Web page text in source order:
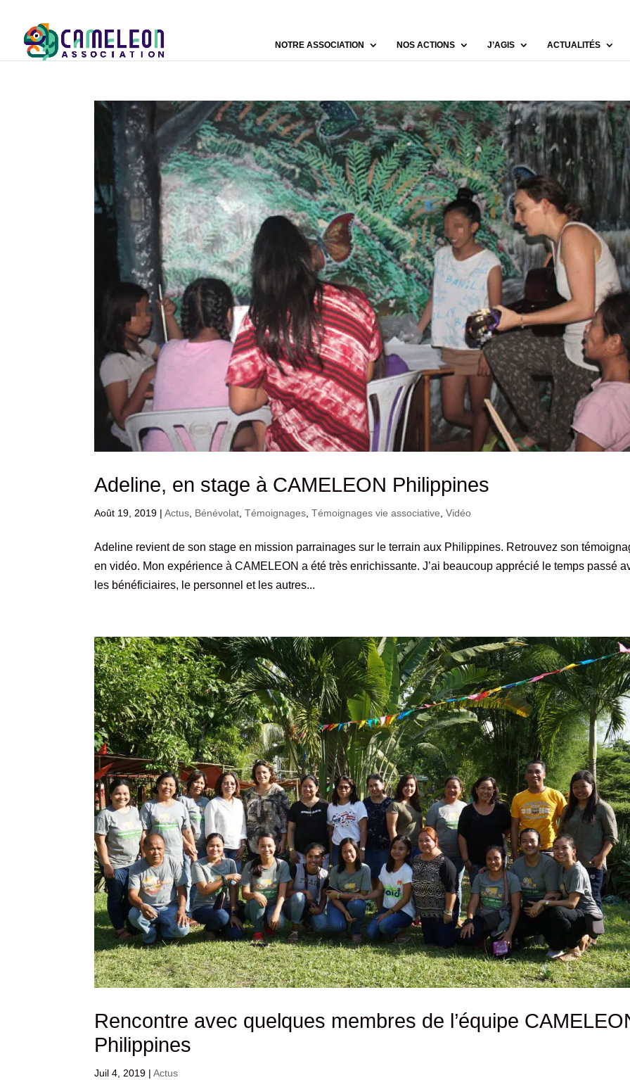
NOTRE ASSOCIATION NOS ACTIONS J’AGIS ACTUALITÉS
Adeline, en stage à CAMELEON Philippines
Août 19, 2019 |Actus Bénévolat ,Témoignages ,Témoignages vie associative ,Vidéo
Adeline revient de son stage en mission parrainages sur le terrain aux Philippines. Retrouvez son
en vidéo. Mon expérience à CAMELEON a été très enrichissante. J’ai beaucoup apprécié le temps passé
les bénéficiaires, le personnel et les autres...
Rencontre avec quelques membres de l’équipe
Philippines
Juil 4, 2019 |Actus